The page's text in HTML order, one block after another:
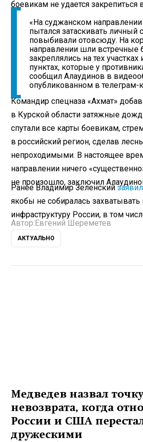
боевикам не удается закрепиться
«На суджанском
пытался затаскивать личный
повыбивали отовсюду. На
направлении шли встречные
закреплялись на тех
пунктах, которые у
сообщил Алаудинов в
опубликованном в телеграм-
Командир спецназа «Ахмат»
в Курской области затяжные
спутали все карты боевикам,
в российский регион, сделав
непроходимыми. В настоящее
направлении ничего
не произошло, заключил
Ранее Владимир Зеленскийзаявил
якобы не собиралась
инфраструктуру России, в том
Автор: Евгений Шереметев
АКТУАЛЬНО
Медведев назвал точку
невозврата, когда
России и США
дружескими